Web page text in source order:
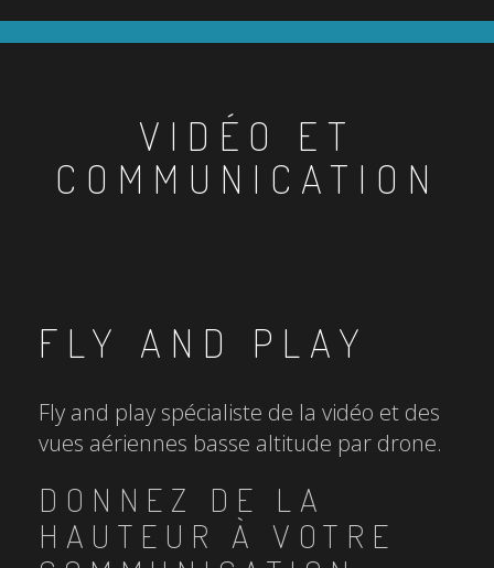
VIDÉO ET
COMMUNICATION
FLY AND PLAY
Fly and play spécialiste de la vidéo et des
vues aériennes basse altitude par drone.
DONNEZ DE LA
HAUTEUR À VOTRE